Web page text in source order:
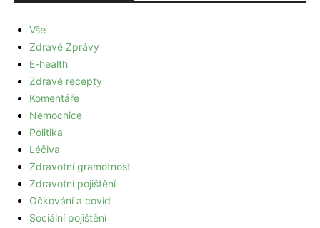
Vše
Zdravé Zprávy
E-health
Zdravé recepty
Komentáře
Nemocnice
Politika
Léčiva
Zdravotní gramotnost
Zdravotní pojištění
Očkování a covid
Sociální pojištění